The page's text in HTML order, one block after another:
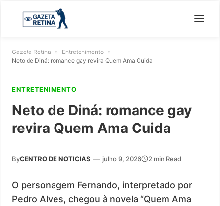
Gazeta Retina » Entretenimento »
Neto de Diná: romance gay revira Quem Ama Cuida
ENTRETENIMENTO
Neto de Diná: romance gay
revira Quem Ama Cuida
ByCENTRO DE NOTICIAS — julho 9, 2026 2 min Read
O personagem Fernando, interpretado por
Pedro Alves, chegou à novela “Quem Ama